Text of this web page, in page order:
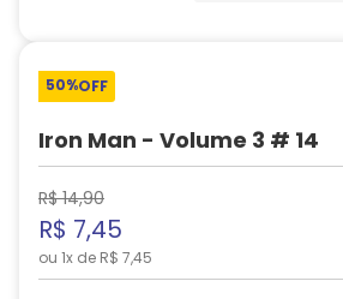
50%OFF
Iron Man - Volume 3 # 14
R$ 14,90
R$ 7,45
ou 1x de R$ 7,45